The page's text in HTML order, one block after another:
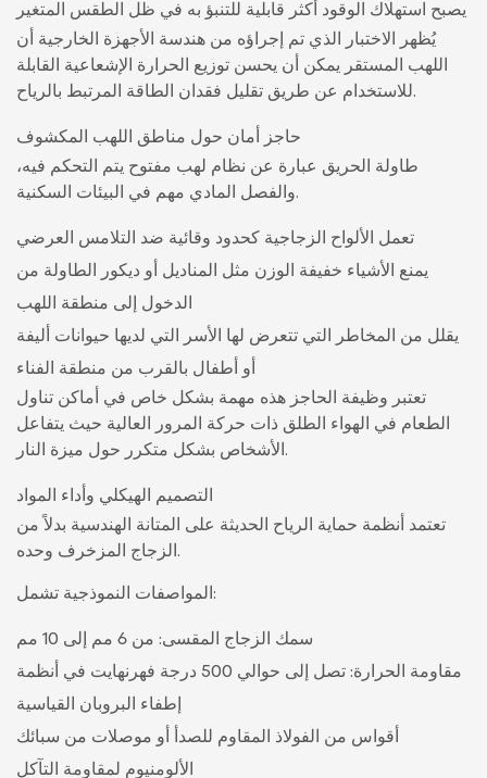
يصبح استهلاك الوقود أكثر قابلية للتنبؤ به في ظل الطقس المتغير
يُظهر الاختبار الذي تم إجراؤه من هندسة الأجهزة الخارجية أن
اللهب المستقر يمكن أن يحسن توزيع الحرارة الإشعاعية القابلة
للاستخدام عن طريق تقليل فقدان الطاقة المرتبط بالرياح.
حاجز أمان حول مناطق اللهب المكشوف
طاولة الحريق عبارة عن نظام لهب مفتوح يتم التحكم فيه،
والفصل المادي مهم في البيئات السكنية.
تعمل الألواح الزجاجية كحدود وقائية ضد التلامس العرضي
يمنع الأشياء خفيفة الوزن مثل المناديل أو ديكور الطاولة من
الدخول إلى منطقة اللهب
يقلل من المخاطر التي تتعرض لها الأسر التي لديها حيوانات أليفة
أو أطفال بالقرب من منطقة الفناء
تعتبر وظيفة الحاجز هذه مهمة بشكل خاص في أماكن تناول
الطعام في الهواء الطلق ذات حركة المرور العالية حيث يتفاعل
الأشخاص بشكل متكرر حول ميزة النار.
التصميم الهيكلي وأداء المواد
تعتمد أنظمة حماية الرياح الحديثة على المتانة الهندسية بدلاً من
الزجاج المزخرف وحده.
المواصفات النموذجية تشمل:
سمك الزجاج المقسى: من 6 مم إلى 10 مم
مقاومة الحرارة: تصل إلى حوالي 500 درجة فهرنهايت في أنظمة
إطفاء البروبان القياسية
أقواس من الفولاذ المقاوم للصدأ أو موصلات من سبائك
الألومنيوم لمقاومة التآكل